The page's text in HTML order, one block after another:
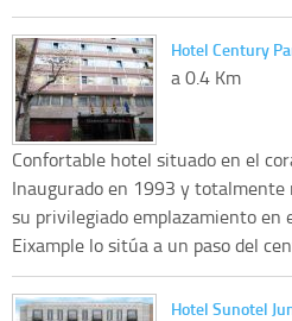
Hotel Century
a 0.4 Km
Confortable hotel situado en el
Inaugurado en 1993 y totalmente
su privilegiado emplazamiento en
Eixample lo sitúa a un paso del
Hotel Sunotel